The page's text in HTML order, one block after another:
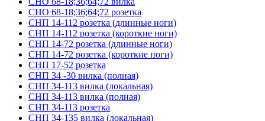
СНО 68-18;36;64;72 розетка
СНП 14-112 розетка (длинные ноги)
СНП 14-112 розетка (короткие ноги)
СНП 14-72 розетка (длинные ноги)
СНП 14-72 розетка (короткие ноги)
СНП 17-52 розетка
СНП 34 -30 вилка (полная)
СНП 34-113 вилка (локальная)
СНП 34-113 вилка (полная)
СНП 34-113 розетка
СНП 34-135 вилка (локальная)